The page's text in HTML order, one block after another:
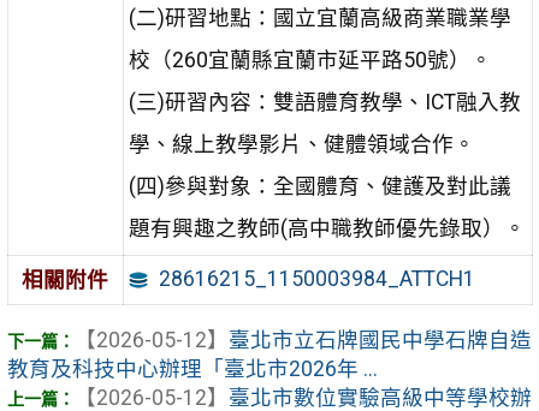
(二)研習地點：國立宜蘭高級商業職業學
校（260宜蘭縣宜蘭市延平路50號）。
(三)研習內容：雙語體育教學、ICT融入教
學、線上教學影片、健體領域合作。
(四)參與對象：全國體育、健護及對此議
題有興趣之教師(高中職教師優先錄取）。
相關附件 28616215_1150003984_ATTCH1
【2026-05-12】 臺北市立石牌國民中學石牌自造
教育及科技中心辦理「臺北市2026年 ...
【2026-05-12】 臺北市數位實驗高級中等學校辦